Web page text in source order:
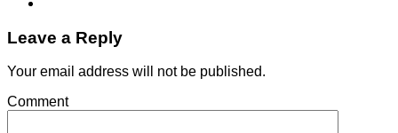
Leave a Reply
Your email address will not be published.
Comment